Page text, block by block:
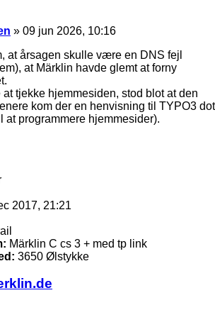
» 09 jun 2026, 10:16
at årsagen skulle være en DNS fejl
at Märklin havde glemt at forny
tjekke hjemmesiden, stod blot at den
kom der en henvisning til TYPO3 dot
at programmere hjemmesider).
2017, 21:21
Märklin C cs 3 + med tp link
3650 Ølstykke